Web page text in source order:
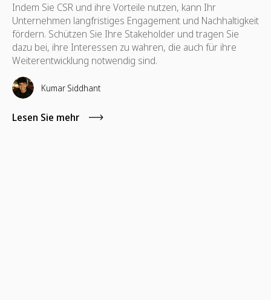
Indem Sie CSR und ihre Vorteile nutzen, kann Ihr
Unternehmen langfristiges Engagement und Nachhaltigkeit
fördern. Schützen Sie Ihre Stakeholder und tragen Sie
dazu bei, ihre Interessen zu wahren, die auch für ihre
Weiterentwicklung notwendig sind.
Kumar Siddhant
Lesen Sie mehr